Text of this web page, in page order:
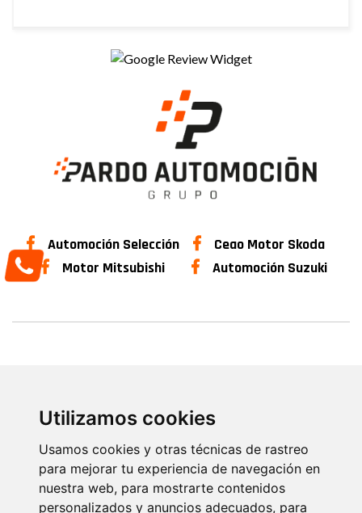
Utilizamos cookies
Usamos cookies y otras técnicas de rastreo
para mejorar tu experiencia de navegación en
nuestra web, para mostrarte contenidos
personalizados y anuncios adecuados, para
Automoción Selección
Ceao Motor Skoda
Motor Mitsubishi
Automoción Suzuki
Concesionario Oficial Isuzu en Lugo
@ 2021 PARDO AUTOMOCIÓN|Aviso Legal
Política de Privacidad|Política de Cookies|Contacto